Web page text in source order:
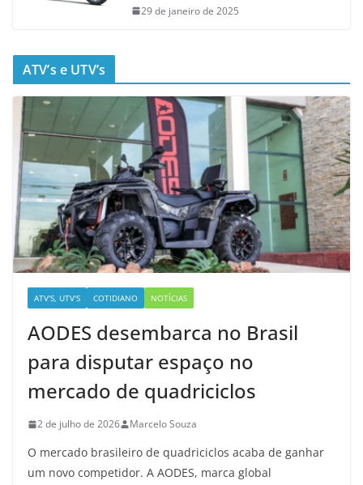
29 de janeiro de 2025
ATV’s e UTV’s
ATV'S, UTV'S COTIDIANO NOTÍCIAS
AODES desembarca no Brasil
para disputar espaço no
mercado de quadriciclos
2 de julho de 2026 Marcelo Souza
O mercado brasileiro de quadriciclos acaba de ganhar
um novo competidor. A AODES, marca global